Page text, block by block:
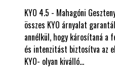
KYO 4.5 - Mahagóni
összes KYO árnyalat
annélkül, hogy károsítaná a
és intenzitást biztosítva az
KYO- olyan kiválló…